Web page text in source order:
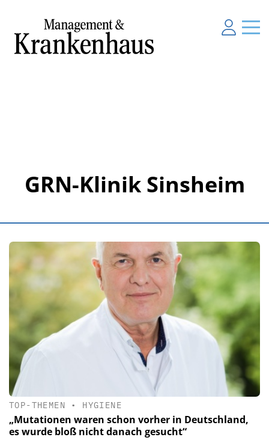
GRN-Klinik Sinsheim
TOP-THEMEN • HYGIENE
„Mutationen waren schon vorher in Deutschland,
es wurde bloß nicht danach gesucht“